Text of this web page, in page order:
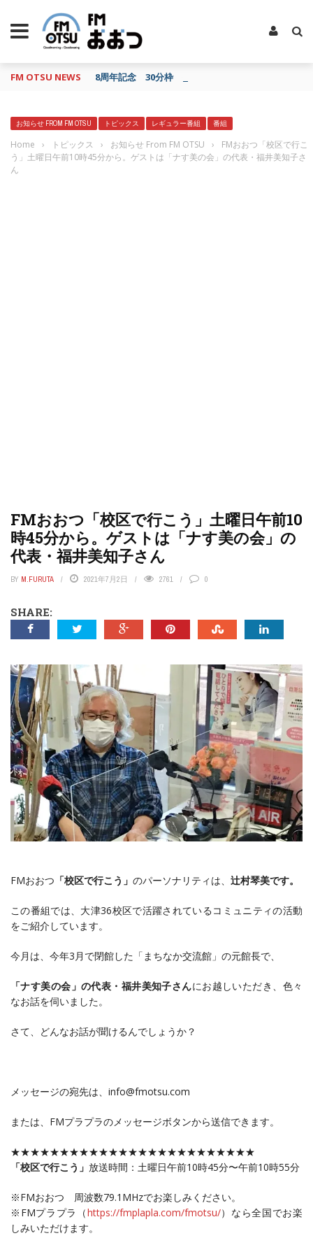
FM OTSU NEWS 8周年記念 30分枠 特販のお知らせ
お知らせ FROM FM OTSU トピックス レギュラー番組 番組
Home › トピックス › お知らせ From FM OTSU ›
FMおおつ「校区で行こ
う」土曜日午前10時45分から。ゲストは「ナす美の会」の代表・福井美知子さ
ん
FMおおつ「校区で行こう」土曜日午前10
時45分から。ゲストは「ナす美の会」の
代表・福井美知子さん
BY M.FURUTA 2021年7月2日 2761 0
SHARE:
FMおおつ 「校区で行こう」 のパーソナリティは、 辻村琴美です。
この番組では、大津36校区で活躍されているコミュニティの活動
をご紹介しています。
今月は、今年3月で閉館した「まちなか交流館」の元館長で、
「ナす美の会」の代表・福井美知子さんにお越しいただき、色々
なお話を伺いました。
さて、どんなお話が聞けるんでしょうか？
メッセージの宛先は、info@fmotsu.com
または、FMプラプラのメッセージボタンから送信できます。
★★★★★★★★★★★★★★★★★★★★★★★★★
「校区で行こう」 放送時間：土曜日午前10時45分〜午前10時55分
※FMおおつ 周波数79.1MHzでお楽しみください。
※FMプラプラ（https://fmplapla.com/fmotsu/）なら全国でお楽
しみいただけます。